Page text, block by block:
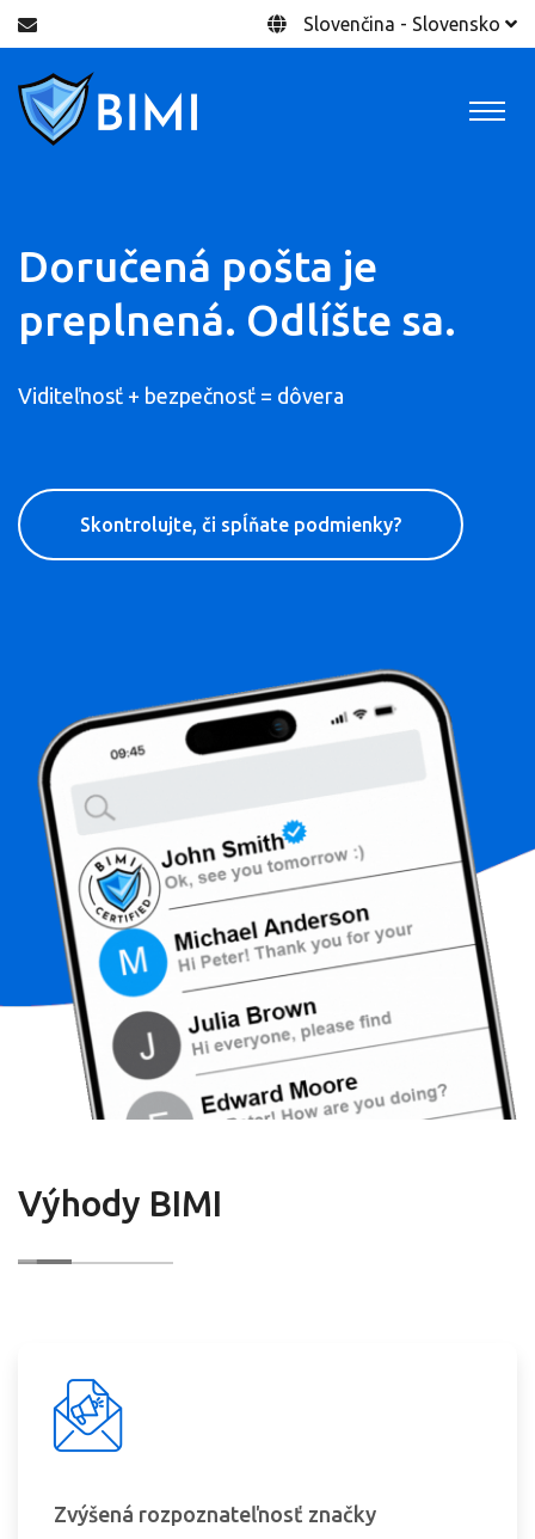
Slovenčina - Slovensko
Doručená pošta je
preplnená. Odlíšte sa.
Viditeľnosť + bezpečnosť = dôvera
Skontrolujte, či spĺňate podmienky?
Výhody BIMI
Zvýšená rozpoznateľnosť značky